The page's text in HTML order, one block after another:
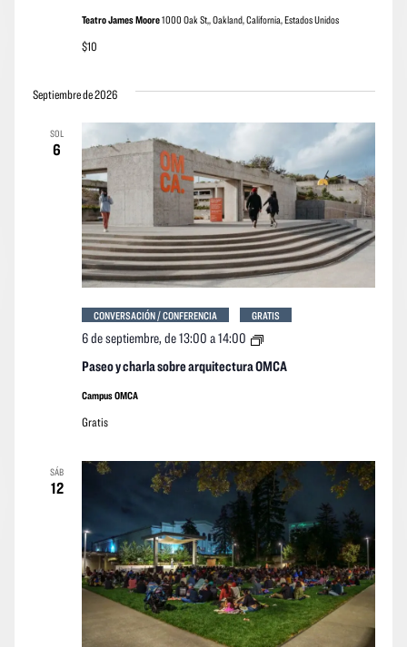
Teatro James Moore1000 Oak St,, Oakland, California, Estados Unidos
$10
Septiembre de 2026
SOL
6
Paseo y charla sobre arquitectura OMCA
6 de septiembre, de 13:00 a14:00
Paseo
charla
CONVERSACIÓN / CONFERENCIA GRATIS
Campus OMCA
Gratis
SÁB
12